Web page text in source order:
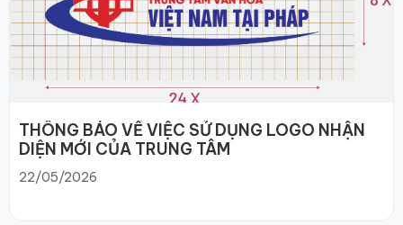
THÔNG BÁO VỀ VIỆC SỬ DỤNG LOGO NHẬN
DIỆN MỚI CỦA TRUNG TÂM
22/05/2026